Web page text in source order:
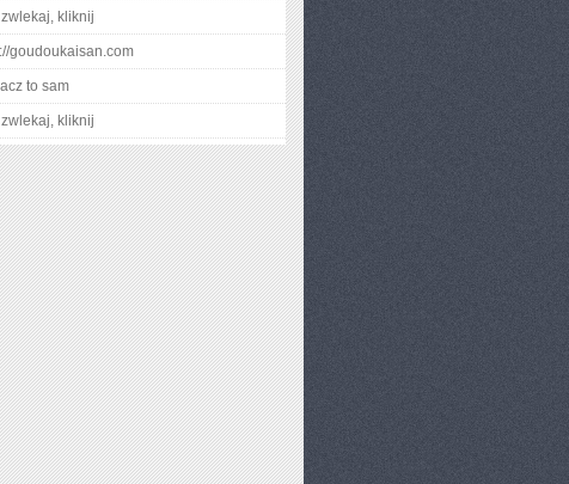
zwlekaj, kliknij
goudoukaisan.com
to sam
zwlekaj, kliknij